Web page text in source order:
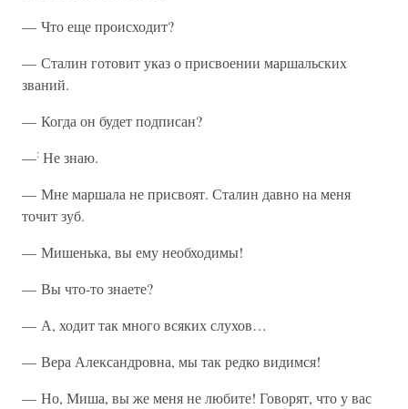
— Что еще происходит?
— Сталин готовит указ о присвоении маршальских
званий.
— Когда он будет подписан?
—: Не знаю.
— Мне маршала не присвоят. Сталин давно на меня
точит зуб.
— Мишенька, вы ему необходимы!
— Вы что-то знаете?
— А, ходит так много всяких слухов…
— Вера Александровна, мы так редко видимся!
— Но, Миша, вы же меня не любите! Говорят, что у вас